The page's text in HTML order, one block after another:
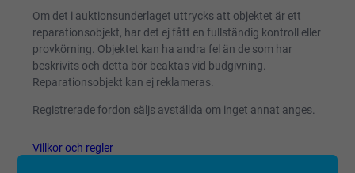
Om det i auktionsunderlaget uttrycks att objektet är ett
reparationsobjekt, har det ej fått en fullständig kontroll eller
provkörning. Objektet kan ha andra fel än de som har
beskrivits och detta bör beaktas vid budgivning.
Reparationsobjekt kan ej reklameras.
Registrerade fordon säljs avställda om inget annat anges.
Villkor och regler